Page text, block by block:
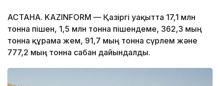
АСТАНА. KAZINFORM — Қазіргі уақытта 17,1 млн
тонна пішен, 1,5 млн тонна пішендеме, 362,3 мың
тонна құрама жем, 91,7 мың тонна сүрлем және
777,2 мың тонна сабан дайындалды.